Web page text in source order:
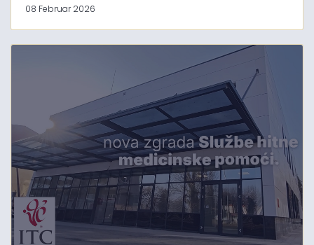
08 Februar 2026